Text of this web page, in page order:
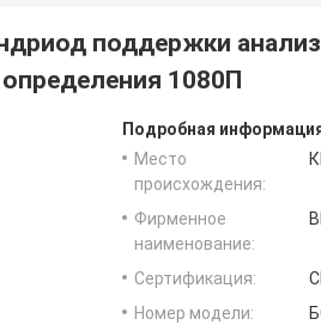
поддержки
1080П
Подробная
Место
происхождения:
Фирменное
наименование:
Сертификация:
Номер модели: